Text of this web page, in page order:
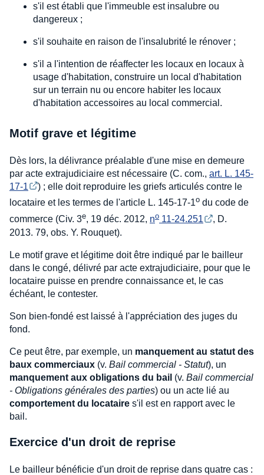
s'il est établi que l'immeuble est insalubre ou
dangereux ;
s'il souhaite en raison de l'insalubrité le rénover ;
s'il a l'intention de réaffecter les locaux en locaux à
usage d'habitation, construire un local d'habitation
sur un terrain nu ou encore habiter les locaux
d'habitation accessoires au local commercial.
Motif grave et légitime
Dès lors, la délivrance préalable d'une mise en demeure
par acte extrajudiciaire est nécessaire (C. com., art. L. 145-
17-1
) ; elle doit reproduire les griefs articulés contre le
locataire et les termes de l'article L. 145-17-1o du code de
commerce (Civ. 3e, 19 déc. 2012, no 11-24.251
, D.
2013. 79, obs. Y. Rouquet).
Le motif grave et légitime doit être indiqué par le bailleur
dans le congé, délivré par acte extrajudiciaire, pour que le
locataire puisse en prendre connaissance et, le cas
échéant, le contester.
Son bien-fondé est laissé à l'appréciation des juges du
fond.
Ce peut être, par exemple, un manquement au statut des
baux commerciaux (v. Bail commercial - Statut), un
manquement aux obligations du bail (v. Bail commercial
- Obligations générales des parties) ou un acte lié au
comportement du locataire s'il est en rapport avec le
bail.
Exercice d'un droit de reprise
Le bailleur bénéficie d'un droit de reprise dans quatre cas :